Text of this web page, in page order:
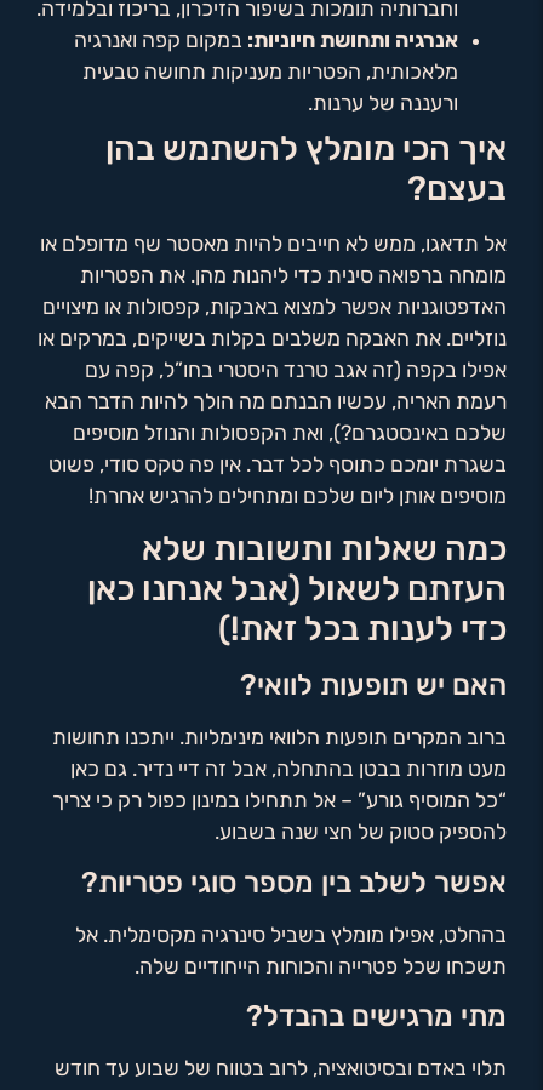
וחברותיה תומכות בשיפור הזיכרון, בריכוז ובלמידה.
אנרגיה ותחושת חיוניות: במקום קפה ואנרגיה
מלאכותית, הפטריות מעניקות תחושה טבעית
ורעננה של ערנות.
איך הכי מומלץ להשתמש בהן
בעצם?
אל תדאגו, ממש לא חייבים להיות מאסטר שף מדופלם או
מומחה ברפואה סינית כדי ליהנות מהן. את הפטריות
האדפטוגניות אפשר למצוא באבקות, קפסולות או מיצויים
נוזליים. את האבקה משלבים בקלות בשייקים, במרקים או
אפילו בקפה (זה אגב טרנד היסטרי בחו”ל, קפה עם
רעמת האריה, עכשיו הבנתם מה הולך להיות הדבר הבא
שלכם באינסטגרם?), ואת הקפסולות והנוזל מוסיפים
בשגרת יומכם כתוסף לכל דבר. אין פה טקס סודי, פשוט
מוסיפים אותן ליום שלכם ומתחילים להרגיש אחרת!
כמה שאלות ותשובות שלא
העזתם לשאול (אבל אנחנו כאן
כדי לענות בכל זאת!)
האם יש תופעות לוואי?
ברוב המקרים תופעות הלוואי מינימליות. ייתכנו תחושות
מעט מוזרות בבטן בהתחלה, אבל זה דיי נדיר. גם כאן
“כל המוסיף גורע” – אל תתחילו במינון כפול רק כי צריך
להספיק סטוק של חצי שנה בשבוע.
אפשר לשלב בין מספר סוגי פטריות?
בהחלט, אפילו מומלץ בשביל סינרגיה מקסימלית. אל
תשכחו שכל פטרייה והכוחות הייחודיים שלה.
מתי מרגישים בהבדל?
תלוי באדם ובסיטואציה, לרוב בטווח של שבוע עד חודש